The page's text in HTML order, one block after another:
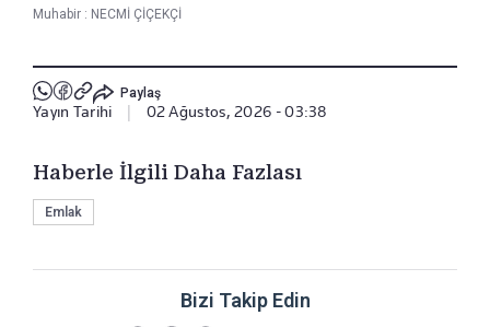
Muhabir : NECMİ ÇİÇEKÇİ
Paylaş
Yayın Tarihi 02 Ağustos, 2026 - 03:38
Haberle İlgili Daha Fazlası
Emlak
Bizi Takip Edin